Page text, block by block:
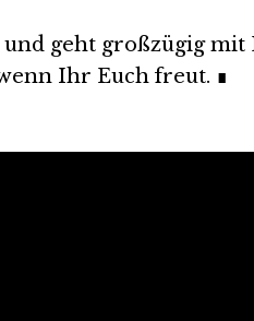
geht großzügig mit
Ihr Euch freut. ∎